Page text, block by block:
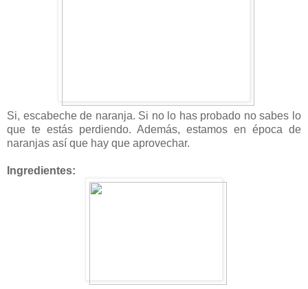
Si, escabeche de naranja. Si no lo has probado no sabes lo
que te estás perdiendo. Además, estamos en época de
naranjas así que hay que aprovechar.
Ingredientes: